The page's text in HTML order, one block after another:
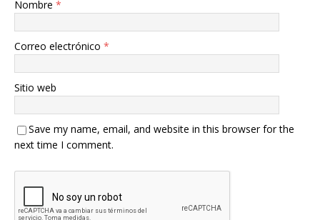
Nombre *
Correo electrónico *
Sitio web
Save my name, email, and website in this browser for the
next time I comment.